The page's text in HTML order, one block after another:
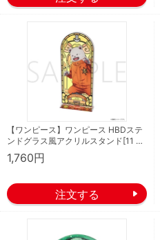
【ワンピース】ワンピース HBDステ
ンドグラス風アクリルスタンド[11 …
1,760円